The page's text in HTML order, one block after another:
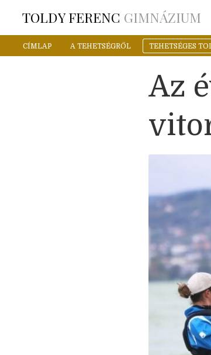
TOLDY FERENC GIMNÁZIUM
CÍMLAP A TEHETSÉGRŐL TEHETSÉGES
Az